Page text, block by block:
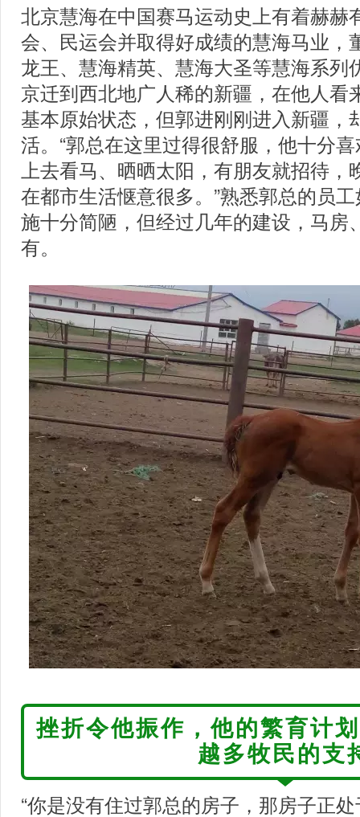
北京慧海在中国赛马运动史上有着赫赫
会、民运会并取得好成绩的慧海马业，
龙王、慧海精英、慧海大圣等慧海系列
京迁到西北地广人稀的新疆，在他人看
基本原始状态，但郭进刚刚进入新疆，
活。“郭总在这里过得很舒服，他十分
上去看马、晒晒太阳，有朋友就招待，
在都市生活惬意很多。”熟悉郭总的员
施十分简陋，但经过几年的建设，马房
有。
挫折令他振作，他的繁育计
越多牧民的支
“你是没有住过郭总的房子，那房子正